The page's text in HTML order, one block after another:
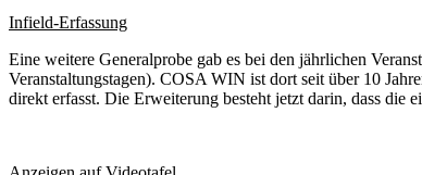
Infield-Erfassung
Eine weitere Generalprobe gab es bei den jährlichen
Veranstaltungstagen). COSA WIN ist dort seit über 10
direkt erfasst. Die Erweiterung besteht jetzt darin, dass